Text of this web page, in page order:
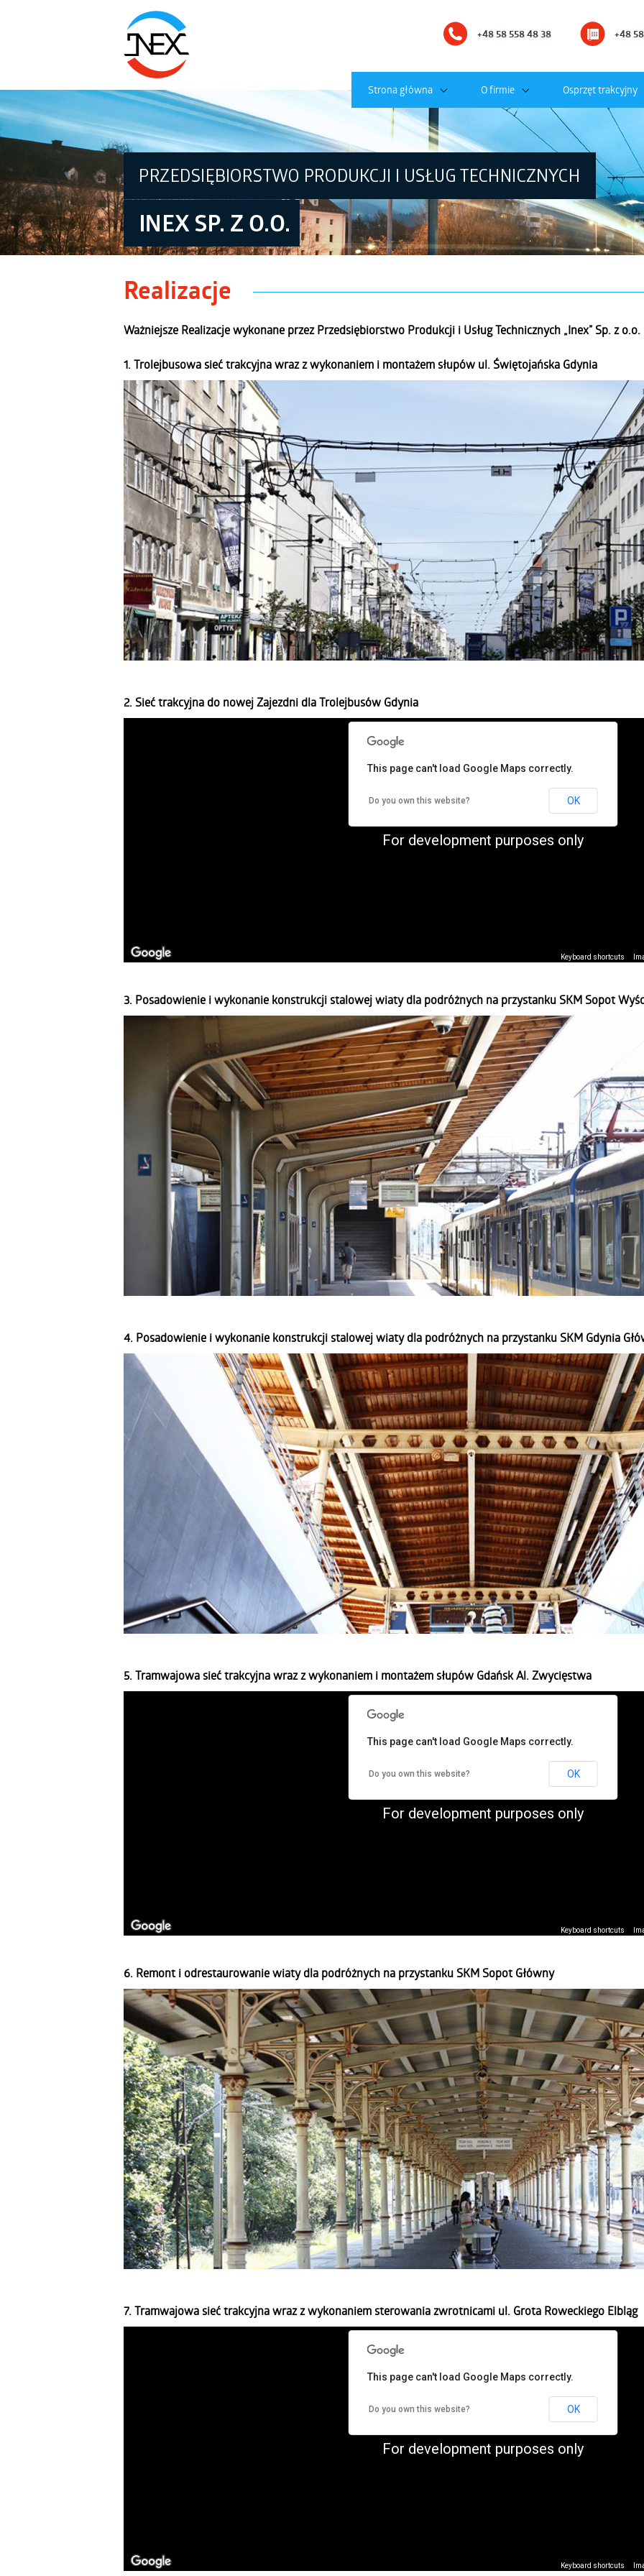
+48 58 558 48 38 +48
Strona główna O firmie Osprzęt trakcyjny
Realizacje
Ważniejsze Realizacje wykonane przez Przedsiębiorstwo Produkcji i Usług Technicznych „Inex” Sp. z o.o.
1. Trolejbusowa sieć trakcyjna wraz z wykonaniem i montażem słupów ul. Świętojańska Gdynia
2. Sieć trakcyjna do nowej Zajezdni dla Trolejbusów Gdynia
For development purposes only
Keyboard shortcuts
This page can't load Google Maps correctly.
Do you own this website? OK
3. Posadowienie i wykonanie konstrukcji stalowej wiaty dla podróżnych na przystanku SKM Sopot
4. Posadowienie i wykonanie konstrukcji stalowej wiaty dla podróżnych na przystanku SKM Gdynia
5. Tramwajowa sieć trakcyjna wraz z wykonaniem i montażem słupów Gdańsk Al. Zwycięstwa
For development purposes only
Keyboard shortcuts
This page can't load Google Maps correctly.
Do you own this website? OK
6. Remont i odrestaurowanie wiaty dla podróżnych na przystanku SKM Sopot Główny
7. Tramwajowa sieć trakcyjna wraz z wykonaniem sterowania zwrotnicami ul. Grota Roweckiego Elbląg
For development purposes only
Keyboard shortcuts
This page can't load Google Maps correctly.
Do you own this website? OK